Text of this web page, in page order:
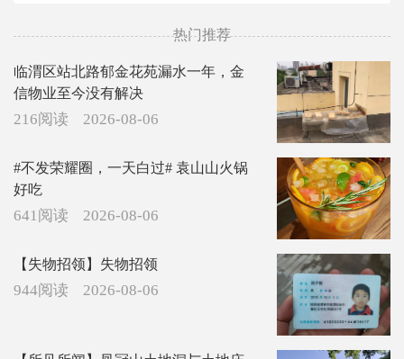
热门推荐
临渭区站北路郁金花苑漏水一年，金
信物业至今没有解决
216阅读 2026-08-06
#不发荣耀圈，一天白过# 袁山山火锅
好吃
641阅读 2026-08-06
【失物招领】失物招领
944阅读 2026-08-06